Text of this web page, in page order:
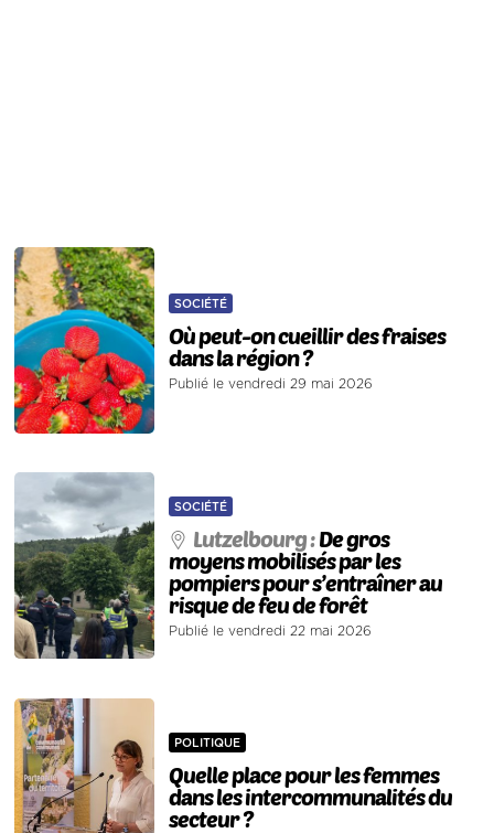
SOCIÉTÉ
Où peut-on cueillir des fraises
dans la région ?
Publié le vendredi 29 mai 2026
SOCIÉTÉ
Lutzelbourg :De gros
moyens mobilisés par les
pompiers pour s’entraîner au
risque de feu de forêt
Publié le vendredi 22 mai 2026
POLITIQUE
Quelle place pour les femmes
dans les intercommunalités du
secteur ?